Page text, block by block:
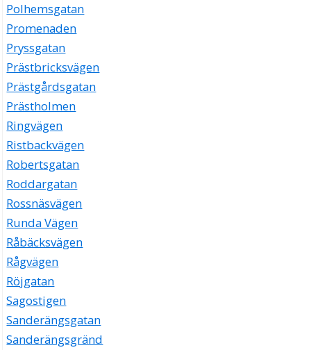
Polhemsgatan
Promenaden
Pryssgatan
Prästbricksvägen
Prästgårdsgatan
Prästholmen
Ringvägen
Ristbackvägen
Robertsgatan
Roddargatan
Rossnäsvägen
Runda Vägen
Råbäcksvägen
Rågvägen
Röjgatan
Sagostigen
Sanderängsgatan
Sanderängsgränd